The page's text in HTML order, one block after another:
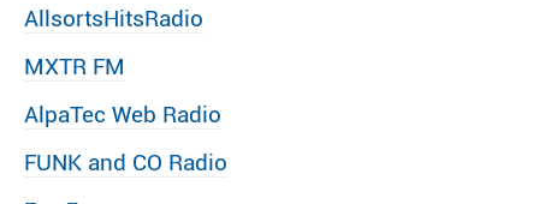
AllsortsHitsRadio
MXTR FM
AlpaTec Web Radio
FUNK and CO Radio